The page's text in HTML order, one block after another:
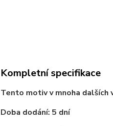
Kompletní specifikace
Tento motiv v mnoha
Doba dodání: 5 dní